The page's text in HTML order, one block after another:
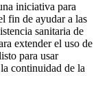
iniciativa para
fin de ayudar a las
sanitaria de
extender el uso de
para usar
continuidad de la